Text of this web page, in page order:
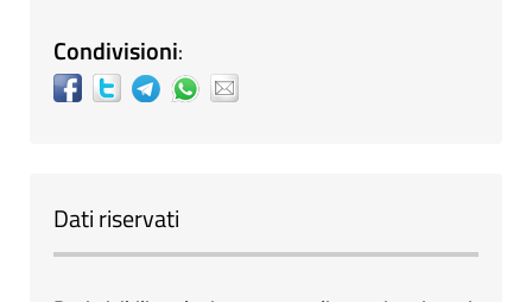
Condivisioni:
Dati riservati